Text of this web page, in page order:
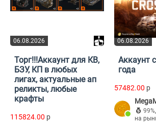
06.08.2026
Торг!!!Аккаунт для КВ,
БЗУ, КП в любых
лигах, актуальные ап
реликты, любые
крафты
115824.00 p
06.08.2026
Аккаунт
года
57482.00 p
99%,
на